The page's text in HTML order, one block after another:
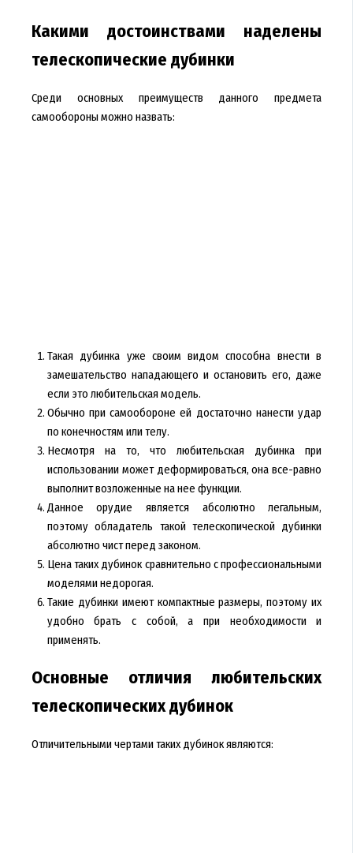
Какими достоинствами наделены
телескопические дубинки
Среди основных преимуществ данного предмета
самообороны можно назвать:
Такая дубинка уже своим видом способна внести в
замешательство нападающего и остановить его, даже
если это любительская модель.
Обычно при самообороне ей достаточно нанести удар
по конечностям или телу.
Несмотря на то, что любительская дубинка при
использовании может деформироваться, она все-равно
выполнит возложенные на нее функции.
Данное орудие является абсолютно легальным,
поэтому обладатель такой телескопической дубинки
абсолютно чист перед законом.
Цена таких дубинок сравнительно с профессиональными
моделями недорогая.
Такие дубинки имеют компактные размеры, поэтому их
удобно брать с собой, а при необходимости и
применять.
Основные отличия любительских
телескопических дубинок
Отличительными чертами таких дубинок являются: